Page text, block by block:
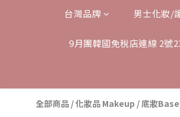
台灣品牌 男士化妝/
9月團韓國免稅店連線 2號
全部商品 /化妝品 Makeup /底妝Base